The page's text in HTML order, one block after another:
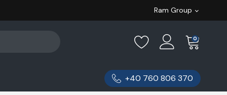
Ram Group
0
+40 760 806 370